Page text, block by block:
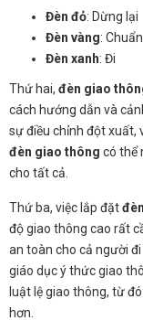
Đèn đỏ: Dừng lại
Đèn vàng:
Đèn xanh: Đi
Thứ hai, đèn giao
cách hướng dẫn và
sự điều chỉnh đột xuất,
đèn giao thông có thể
cho tất cả.
Thứ ba, việc lắp đặt
độ giao thông cao rất
an toàn cho cả người đi
giáo dục ý thức giao
luật lệ giao thông, từ
hơn.